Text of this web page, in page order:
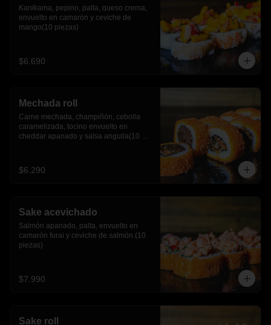
Kanikama, pepino, palta, queso crema,
envuelto en camarón y ceviche de
mango(10 piezas)
$6.690
Mechada roll
Carne mechada, champiñón, cebolla
caramelizada, tocino envuelto en
cheddar apanado y salsa anguila(10
$6.290
Sake acevichado
Salmón apanado, palta, envuelto en
camarón furai y ceviche de salmón.(10
piezas)
$7.990
Sake roll